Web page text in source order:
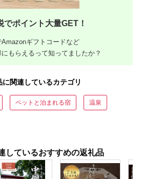
でポイント大量GET！
ギフトコードなど
もらえるって知ってましたか？
関連しているカテゴリ
ペットと泊まれる宿 温泉
しているおすすめの返礼品